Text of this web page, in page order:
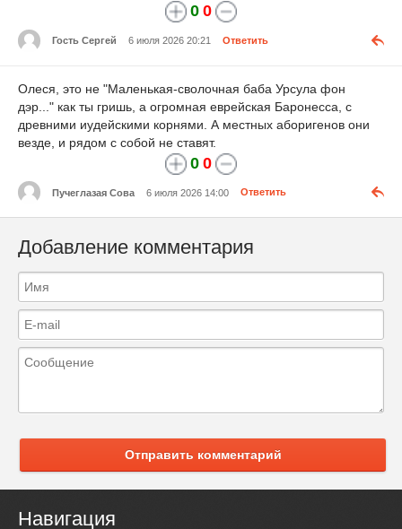
0 0
Гость Сергей 6 июля 2026 20:21 Ответить
Олеся, это не "Маленькая-сволочная баба Урсула фон
дэр..." как ты гришь, а огромная еврейская Баронесса, с
древними иудейскими корнями. А местных аборигенов они
везде, и рядом с собой не ставят.
0 0
Пучеглазая Сова 6 июля 2026 14:00 Ответить
Добавление комментария
Отправить комментарий
Навигация